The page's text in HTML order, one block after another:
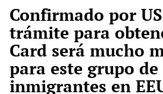
Confirmado por
trámite para
Card será mucho
para este grupo de
inmigrantes en